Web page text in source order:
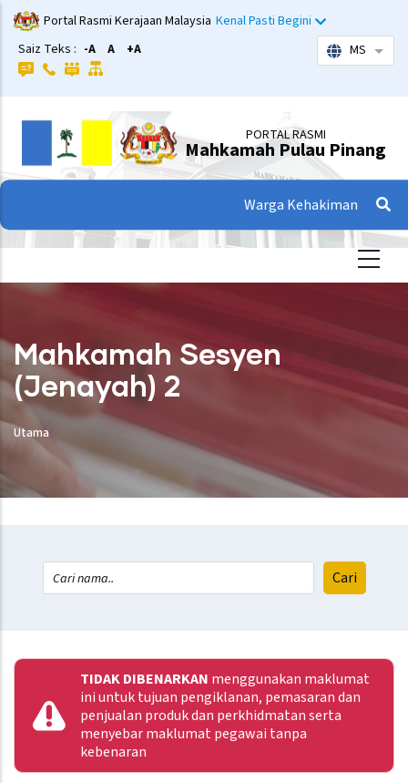
Langkau
ke
kandungan
utama
Portal Rasmi Kerajaan Malaysia Kenal Pasti Begini
Saiz Teks : -A A +A MS
PORTAL RASMI
Mahkamah Pulau Pinang
Warga Kehakiman
Mahkamah Sesyen
(Jenayah) 2
Utama
TIDAK DIBENARKAN menggunakan maklumat
ini untuk tujuan pengiklanan, pemasaran dan
penjualan produk dan perkhidmatan serta
menyebar maklumat pegawai tanpa
kebenaran